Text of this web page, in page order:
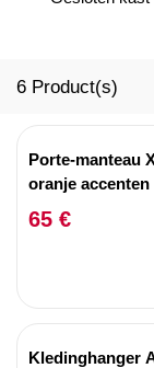
6 Product(s)
Porte-manteau
oranje accenten
65 €
Kledinghanger